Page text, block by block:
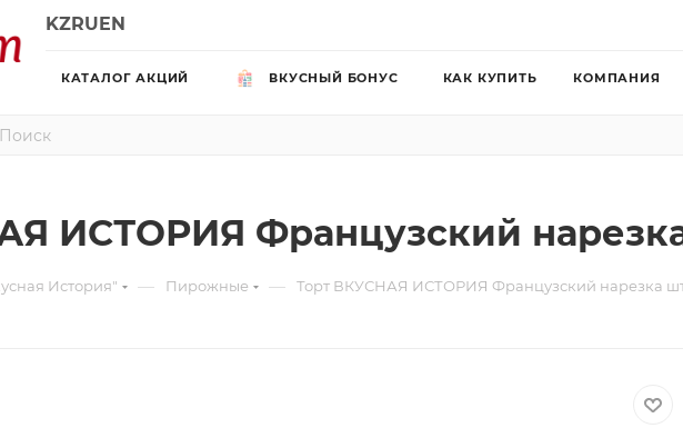
KZRUEN
КАТАЛОГ АКЦИЙ ВКУСНЫЙ БОНУС КАК КУПИТЬ КОМПАНИЯ
ИСТОРИЯ Французский
История" — Пирожные — Торт ВКУСНАЯ ИСТОРИЯ Французский нарезка